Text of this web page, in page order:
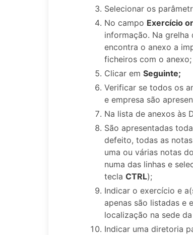
Selecionar os
No campo Exercício
informação. Na grelha
encontra o anexo a
ficheiros com o anexo;
Clicar em Seguinte;
Verificar se todos os
e empresa são
Na lista de anexos às
São apresentadas
defeito, todas as
uma ou várias notas
numa das linhas e
tecla CTRL);
Indicar o exercício e
apenas são listadas e
localização na sede
Indicar uma diretoria